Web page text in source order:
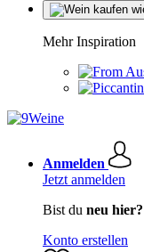
Mehr Inspiration
Anmelden
Jetzt anmelden
Bist du neu hier?
Konto erstellen